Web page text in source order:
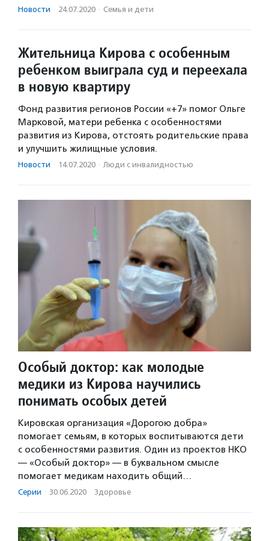
Новости · 24.07.2020 · Семья и дети
Жительница Кирова с особенным
ребенком выиграла суд и переехала
в новую квартиру
Фонд развития регионов России «+7» помог Ольге
Марковой, матери ребенка с особенностями
развития из Кирова, отстоять родительские права
и улучшить жилищные условия.
Новости · 14.07.2020 · Люди с инвалидностью
Особый доктор: как молодые
медики из Кирова научились
понимать особых детей
Кировская организация «Дорогою добра»
помогает семьям, в которых воспитываются дети
с особенностями развития. Один из проектов НКО
— «Особый доктор» — в буквальном смысле
помогает медикам находить общий…
Серии · 30.06.2020 · Здоровье